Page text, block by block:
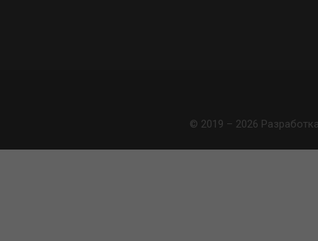
© 2019 – 2026